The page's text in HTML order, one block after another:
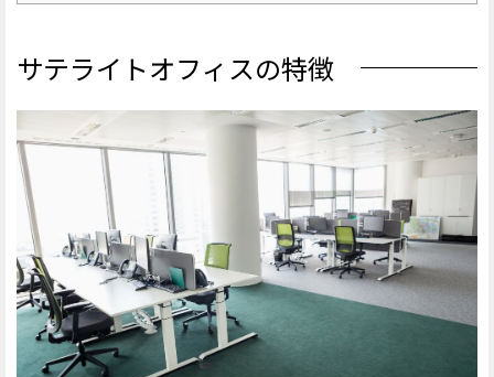
■国や自治体の支援を受けやすい「地方型」
総務省もサテライトオフィスを推進
サテライトオフィスの導入する5つのメリット
■生産性の向上
■エンゲージメントの向上
■コスト削減
■新たな人材確保
■BCP対策
サテライトオフィスの課題
サテライトオフィスの選び方
サテライトオフィスの特徴